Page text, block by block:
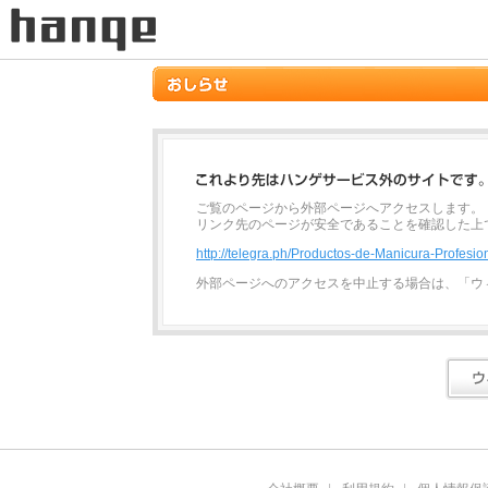
ご覧のページから外部ページへアクセスします。
リンク先のページが安全であることを確認した
http://telegra.ph/Productos-de-Manicura-
外部ページへのアクセスを中止する場合は、「